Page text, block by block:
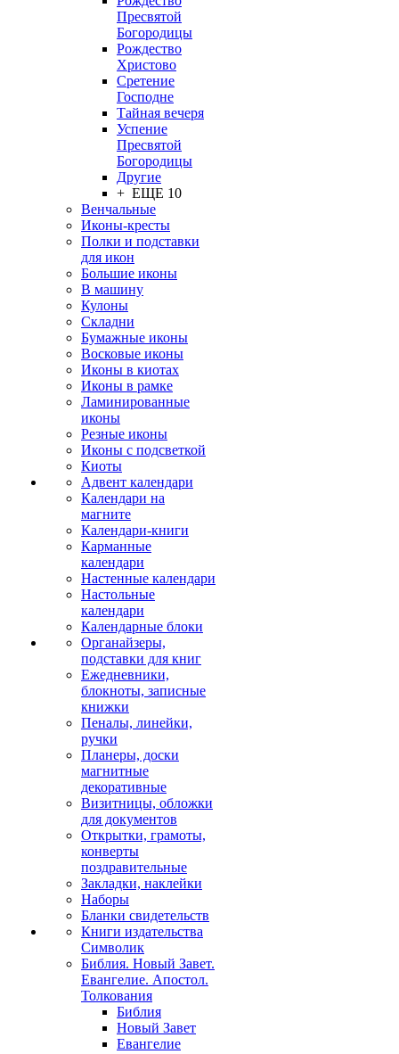
Пресвятой
Богородицы
Рождество
Христово
Сретение
Господне
Тайная вечеря
Успение
Пресвятой
Богородицы
Другие
+ ЕЩЕ 10
Венчальные
Иконы-кресты
Полки и подставки
для икон
Большие иконы
В машину
Кулоны
Складни
Бумажные иконы
Восковые иконы
Иконы в киотах
Иконы в рамке
Ламинированные
иконы
Резные иконы
Иконы с подсветкой
Киоты
Адвент календари
Календари на
магните
Календари-книги
Карманные
календари
Настенные календари
Настольные
календари
Календарные блоки
Органайзеры,
подставки для книг
Ежедневники,
блокноты, записные
книжки
Пеналы, линейки,
ручки
Планеры, доски
магнитные
декоративные
Визитницы, обложки
для документов
Открытки, грамоты,
конверты
поздравительные
Закладки, наклейки
Наборы
Бланки свидетельств
Книги издательства
Символик
Библия. Новый Завет.
Евангелие. Апостол.
Толкования
Библия
Новый Завет
Евангелие